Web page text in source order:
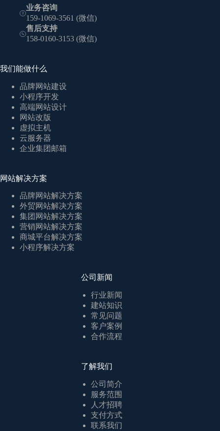
业务咨询
159-1069-3561 (微信)
售后支持
158-0160-3153 (微信)
我们能做什么
品牌网站建设
小程序开发
高端网站设计
网站改版
虚拟主机
云服务器
企业集团邮箱
网站解决方案
品牌网站解决方案
外贸网站解决方案
集团网站解决方案
营销网站解决方案
商城平台解决方案
小程序解决方案
公司新闻
行业新闻
建站知识
常见问题
客户案例
合作流程
了解我们
公司简介
服务范围
人才招聘
支付方式
联系我们